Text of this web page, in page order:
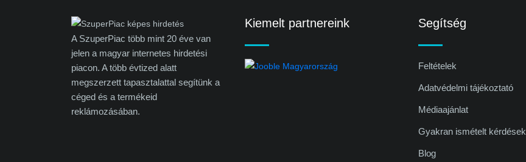
A SzuperPiac több mint 20 éve van
jelen a magyar internetes hirdetési
piacon. A több évtized alatt
megszerzett tapasztalattal segítünk a
céged és a termékeid
reklámozásában.
Kiemelt partnereink Segítség
Feltételek
Adatvédelmi tájékoztató
Médiaajánlat
Gyakran ismételt kérdések
Blog